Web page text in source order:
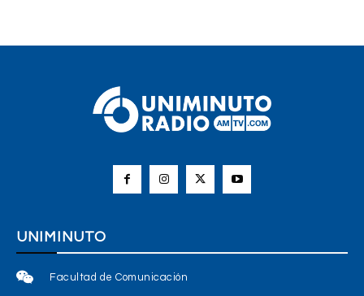
UNIMINUTO
Facultad de Comunicación